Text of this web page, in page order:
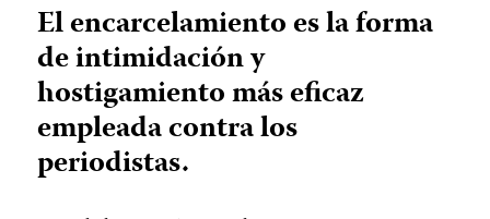
El encarcelamiento es la forma
de intimidación y
hostigamiento más eficaz
empleada contra los
periodistas.